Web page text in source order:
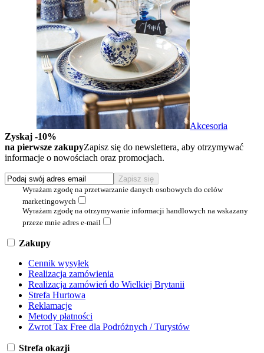
Akcesoria
Zyskaj -10%
na pierwsze zakupyZapisz się do newslettera, aby otrzymywać
informacje o nowościach oraz promocjach.
Wyrażam zgodę na przetwarzanie danych osobowych do celów
marketingowych
Wyrażam zgodę na otrzymywanie informacji handlowych na wskazany
przeze mnie adres e-mail
Zakupy
Cennik wysyłek
Realizacja zamówienia
Realizacja zamówień do Wielkiej Brytanii
Strefa Hurtowa
Reklamacje
Metody płatności
Zwrot Tax Free dla Podróżnych / Turystów
Strefa okazji